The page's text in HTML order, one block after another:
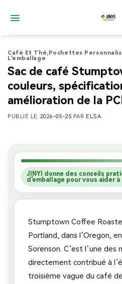
Café Et Thé,Pochettes
L'emballage
Sac de café
couleurs,
amélioration de la
PUBLIÉ LE 2026-05-25 PAR ELSA
JINYI donne des conseils
d'emballage pour vous aider
Stumptown Coffee
Portland, dans l’Oregon,
Sorenson. C’est l’une des
directement contribué à
troisième vague du café